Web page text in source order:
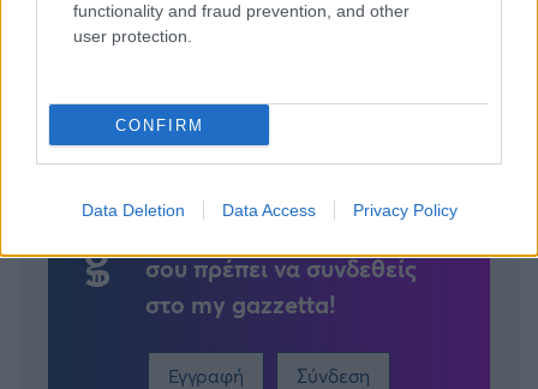
functionality and fraud prevention, and other
user protection.
CONFIRM
Data Deletion Data Access Privacy Policy
σου πρέπει να συνδεθείς
στο my gazzetta!
Εγγραφή Σύνδεση